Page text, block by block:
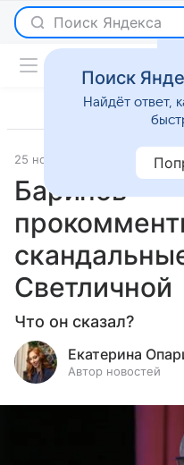
Поиск Яндекса
25 ноября 2024 Светская
Баринов
Светличной
Что он сказал?
Екатерина
Автор новостей
Поиск
Найдёт ответ,